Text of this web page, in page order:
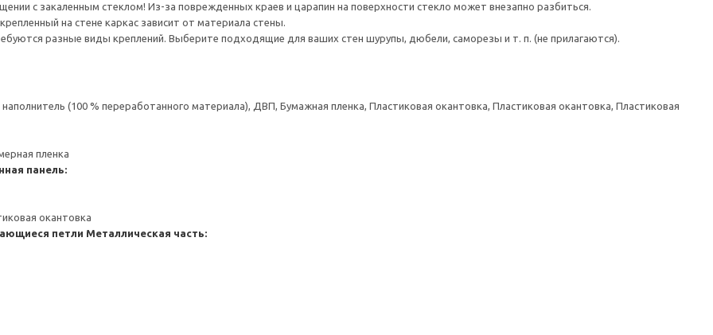
с закаленным стеклом! Из-за поврежденных краев и царапин на поверхности стекло может внезапно разбиться.
на стене каркас зависит от материала стены.
разные виды креплений. Выберите подходящие для ваших стен шурупы, дюбели, саморезы и т. п. (не прилагаются).
(100 % переработанного материала), ДВП, Бумажная пленка, Пластиковая окантовка, Пластиковая окантовка, Пластиковая
пленка
панель:
окантовка
петли Металлическая часть: